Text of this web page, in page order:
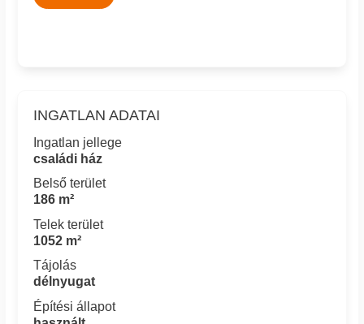
INGATLAN ADATAI
Ingatlan jellege
családi ház
Belső terület
186 m²
Telek terület
1052 m²
Tájolás
délnyugat
Építési állapot